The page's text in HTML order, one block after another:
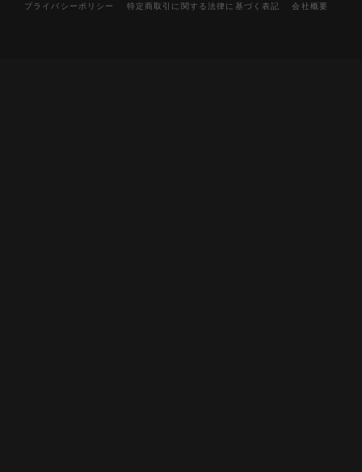
プライバシーポリシー 特定商取引に関する法律に基づく表記 会社概要